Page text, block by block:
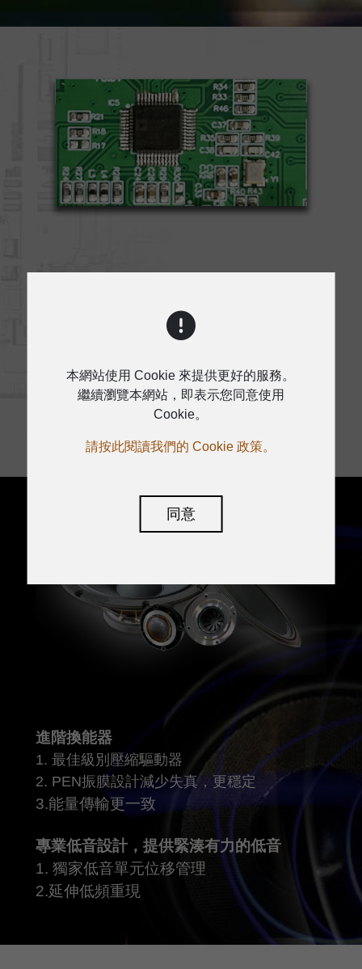
使用Analog Devices ADAU DSP，針
到絕對的清晰度和深沉有力的低音響
進階換能器
1. 最佳級別壓縮驅動器
2. PEN振膜設計減少失真，更穩定
3.能量傳輸更一致
專業低音設計，提供緊湊有力的低音
1. 獨家低音單元位移管理
2.延伸低頻重現
本網站使用 Cookie 來提供更好的服務。
繼續瀏覽本網站，即表示您同意使用
Cookie。
請按此閱讀我們的 Cookie 政策。
同意